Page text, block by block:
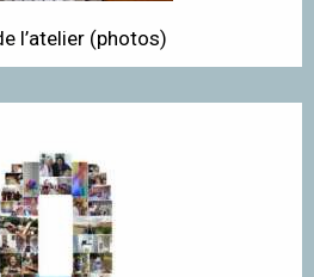
l’atelier (photos)